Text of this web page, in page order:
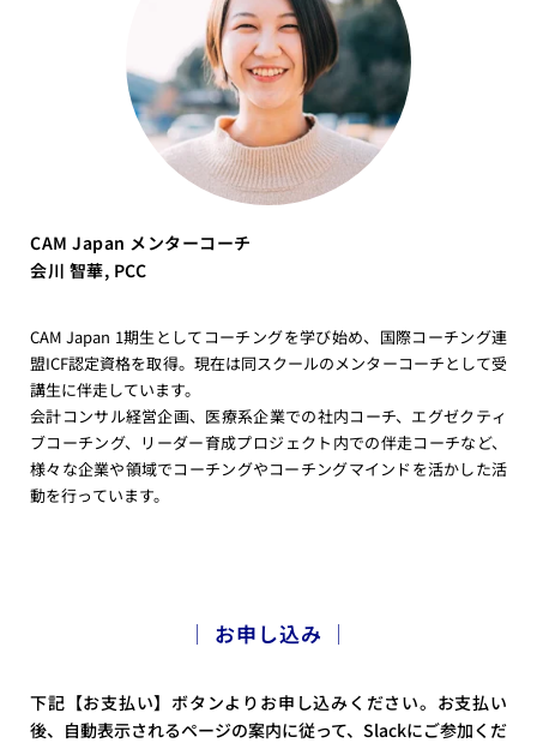
CAM Japan メンターコーチ
会川 智華, PCC
CAM Japan 1期生としてコーチングを学び始め、国際コーチング連
盟ICF認定資格を取得。現在は同スクールのメンターコーチとして受
講生に伴走しています。
会計コンサル経営企画、医療系企業での社内コーチ、エグゼクティ
ブコーチング、リーダー育成プロジェクト内での伴走コーチなど、
様々な企業や領域でコーチングやコーチングマインドを活かした活
動を行っています。
│ お申し込み │
下記【お支払い】ボタンよりお申し込みください。お支払い
後、自動表示されるページの案内に従って、Slackにご参加くだ